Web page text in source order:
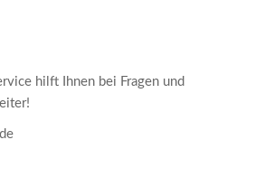
hilft Ihnen bei Fragen und